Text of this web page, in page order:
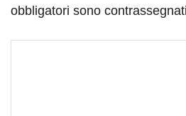
obbligatori sono contrassegnati